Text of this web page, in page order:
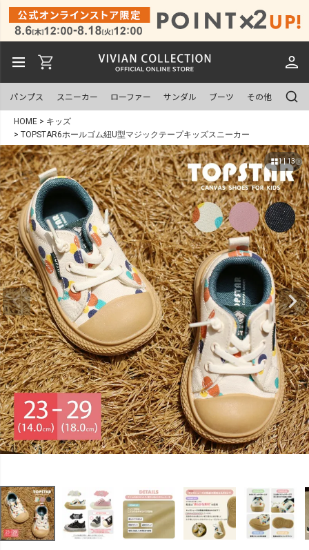
パンプス スニーカー ローファー サンダル ブーツ その他
HOME
キッズ
TOPSTAR6ホールゴム紐U型マジックテープキッズスニーカー
1 | 13